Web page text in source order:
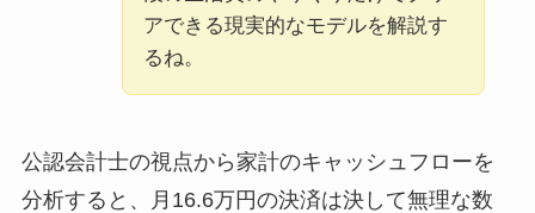
アできる現実的なモデルを解説す
るね。
公認会計士の視点から家計のキャッシュフローを
分析すると、月16.6万円の決済は決して無理な数